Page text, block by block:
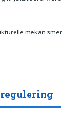
mekanismer